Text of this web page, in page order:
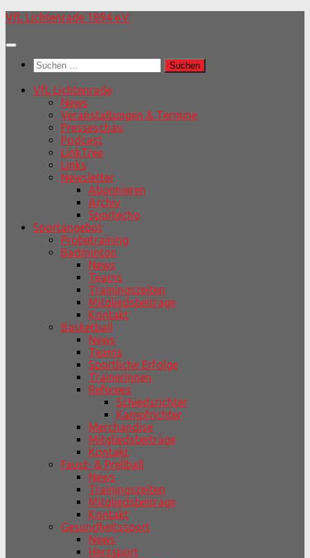
Unter
Inhalt
VfL Lichtenrade 1894 e.V.
Suchen
nach:
VfL Lichtenrade
News
Veranstaltungen & Termine
Presseschau
Podcast
LinkTree
Links
Newsletter
Abonnieren
Archiv
Sportecho
Sportangebot
Probetraining
Badminton
News
Teams
Trainingszeiten
Mitgliedsbeiträge
Kontakt
Basketball
News
Teams
Sportliche Erfolge
TrainerInnen
Referees
Schiedsrichter
Kampfrichter
Merchandise
Mitgliedsbeiträge
Kontakt
Faust- & Prellball
News
Trainingszeiten
Mitgliedsbeiträge
Kontakt
Gesundheitssport
News
Herzsport